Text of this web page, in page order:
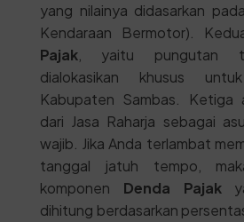
yang nilainya didasarkan
Kendaraan Bermotor).
Pajak, yaitu pungutan
dialokasikan khusus
Kabupaten Sambas. Ketiga
dari Jasa Raharja sebagai
wajib. Jika Anda terlambat
tanggal jatuh tempo,
komponen Denda Pajak
dihitung berdasarkan